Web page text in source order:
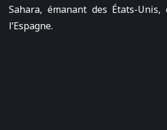
Sahara, émanant des États-
l’Espagne.